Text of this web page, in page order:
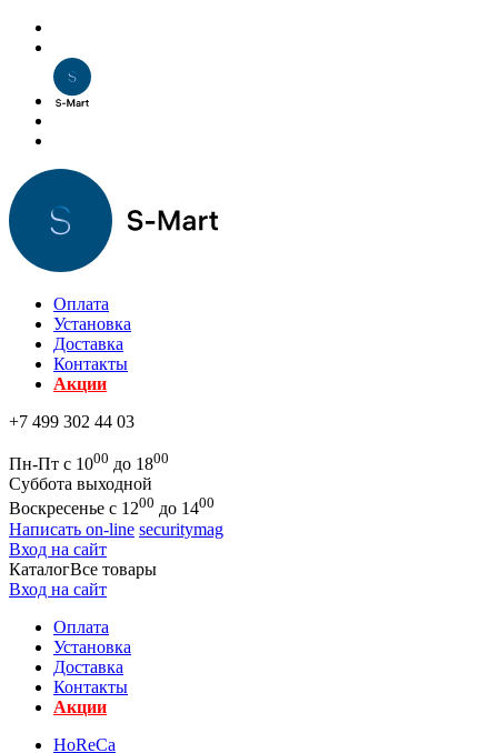
Оплата
Установка
Доставка
Контакты
Акции
+7 499 302 44 03
Пн-Пт с 1000 до 1800
Суббота выходной
Воскресенье с 1200 до 1400
Написать on-line securitymag
Вход на сайт
КаталогВсе товары
Вход на сайт
Оплата
Установка
Доставка
Контакты
Акции
HoReCa